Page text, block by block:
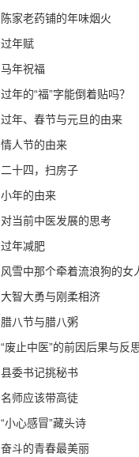
陈家老药铺的年味烟火
过年赋
马年祝福
过年的“福”字能倒着贴吗？
过年、春节与元旦的由来
情人节的由来
二十四，扫房子
小年的由来
对当前中医发展的思考
过年减肥
风雪中那个牵着流浪狗的女
大智大勇与刚柔相济
腊八节与腊八粥
“废止中医”的前因后果与反
县委书记挑秘书
名师应该带高徒
“小心感冒”藏头诗
奋斗的青春最美丽